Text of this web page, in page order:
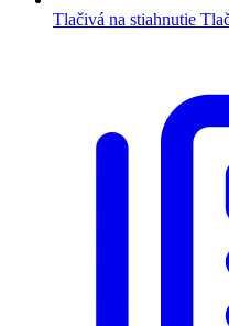
Tlačivá na stiahnutie